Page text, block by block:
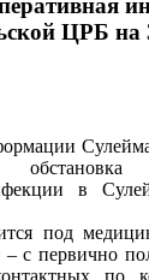
ЦРБ на
с
в
под
– с первично
по